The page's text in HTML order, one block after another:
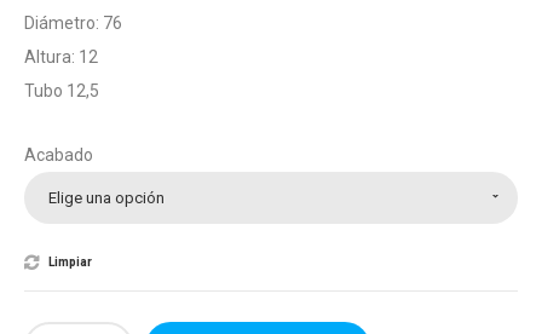
Diámetro: 76
Altura: 12
Tubo 12,5
Acabado
Elige una opción
Limpiar